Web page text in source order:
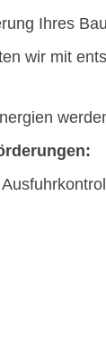
Ihres
wir mit